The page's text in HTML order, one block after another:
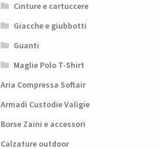
Cinture e cartuccere
Giacche e giubbotti
Guanti
Maglie Polo T-Shirt
Aria Compressa Softair
Armadi Custodie Valigie
Borse Zaini e accessori
Calzature outdoor